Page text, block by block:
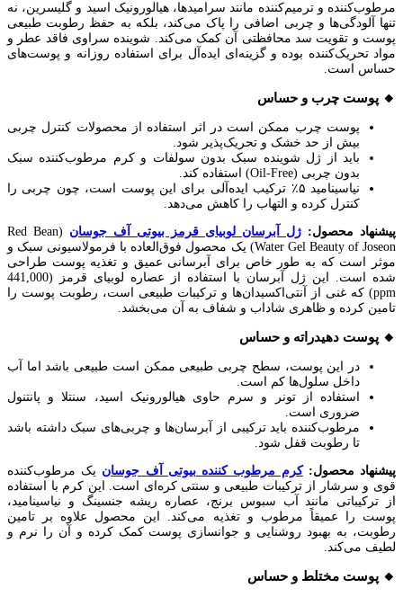
مرطوب‌کننده و ترمیم‌کننده مانند سرامیدها، هیالورونیک اسید و گلیسرین، نه
تنها آلودگی‌ها و چربی اضافی را پاک می‌کند، بلکه به حفظ رطوبت طبیعی
پوست و تقویت سد محافظتی آن کمک می‌کند. شوینده سراوی فاقد عطر و
مواد تحریک‌کننده بوده و گزینه‌ای ایده‌آل برای استفاده روزانه و پوست‌های
حساس است.
🔸 پوست چرب و حساس
پوست چرب ممکن است در اثر استفاده از محصولات کنترل چربی
بیش از حد خشک و تحریک‌پذیر شود.
باید از ژل شوینده سبک بدون سولفات و کرم مرطوب‌کننده سبک
بدون چربی (Oil-Free) استفاده کند.
نیاسینامید ۵٪ ترکیب ایده‌آلی برای این پوست است، چون چربی را
کنترل کرده و التهاب را کاهش می‌دهد.
پیشنهاد محصول: ژل آبرسان لوبیای قرمز بیوتی آف جوسان
(Red Bean
Water Gel Beauty of Joseon) یک محصول فوق‌العاده با فرمولاسیونی سبک و
موثر است که به طور خاص برای آبرسانی عمیق و تغذیه پوست طراحی
شده است. این ژل آبرسان با استفاده از عصاره لوبیای قرمز (441,000
ppm) که غنی از آنتی‌اکسیدان‌ها و ترکیبات طبیعی است، رطوبت پوست را
تامین کرده و ظاهری شاداب و شفاف به آن می‌بخشد.
🔸 پوست دهیدراته و حساس
در این پوست، سطح چربی طبیعی ممکن است طبیعی باشد اما آب
داخل سلول‌ها کم است.
استفاده از تونر و سرم حاوی هیالورونیک اسید، سنتلا و پانتنول
ضروری است.
مرطوب‌کننده باید ترکیبی از آبرسان‌ها و چربی‌های سبک داشته باشد
تا رطوبت قفل شود.
پیشنهاد محصول:کرم مرطوب کننده بیوتی آف جوسان یک مرطوب‌کننده
قوی و سرشار از ترکیبات طبیعی و سنتی کره‌ای است. این کرم با استفاده
از ترکیباتی مانند آب سبوس برنج، عصاره ریشه جنسینگ و نیاسینامید،
پوست را عمیقاً مرطوب و تغذیه می‌کند. این محصول علاوه بر تامین
رطوبت، به بهبود روشنایی و جوانسازی پوست کمک کرده و آن را نرم و
لطیف می‌کند.
🔸 پوست مختلط و حساس